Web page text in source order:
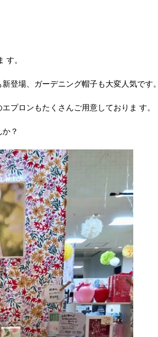
す。
登場、ガーデニング帽子も大変人気です。
プロンもたくさんご用意しておりま す。
？